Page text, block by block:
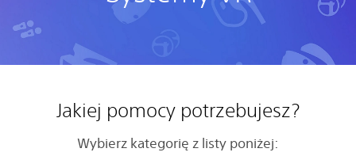
Jakiej pomocy potrzebujesz?
Wybierz kategorię z listy poniżej: